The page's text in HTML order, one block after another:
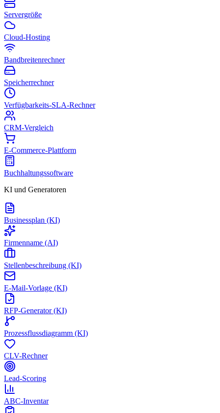
Servergröße
Cloud-Hosting
Bandbreitenrechner
Speicherrechner
Verfügbarkeits-SLA-Rechner
CRM-Vergleich
E-Commerce-Plattform
Buchhaltungssoftware
KI und Generatoren
Businessplan (KI)
Firmenname (AI)
Stellenbeschreibung (KI)
E-Mail-Vorlage (KI)
RFP-Generator (KI)
Prozessflussdiagramm (KI)
CLV-Rechner
Lead-Scoring
ABC-Inventar